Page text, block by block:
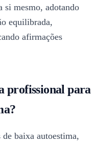
si mesmo, adotando
equilibrada,
afirmações
profissional para
de baixa autoestima,